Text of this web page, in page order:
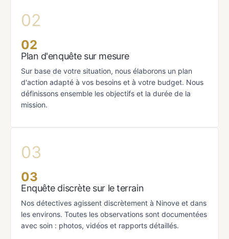
02
Plan d'enquête sur mesure
Sur base de votre situation, nous élaborons un plan
d'action adapté à vos besoins et à votre budget. Nous
définissons ensemble les objectifs et la durée de la
mission.
03
Enquête discrète sur le terrain
Nos détectives agissent discrètement à Ninove et dans
les environs. Toutes les observations sont documentées
avec soin : photos, vidéos et rapports détaillés.